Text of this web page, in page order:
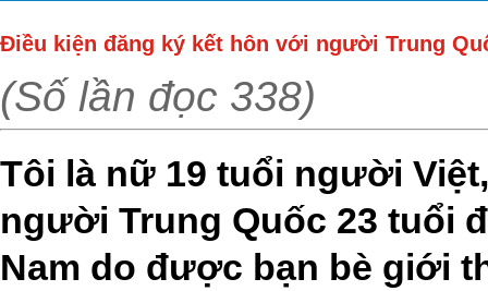
Điều kiện đăng ký kết hôn với người Trung
(Số lần đọc 338)
Tôi là nữ 19 tuổi người
người Trung Quốc 23 tuổi
Nam do được bạn bè giới